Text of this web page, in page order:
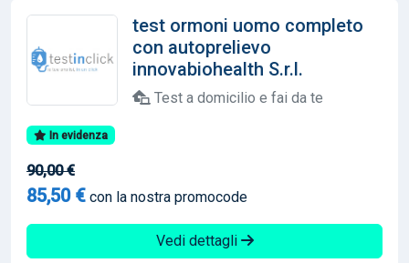
test ormoni uomo completo
con autoprelievo
innovabiohealth S.r.l.
Test a domicilio e fai da te
In evidenza
90,00 €
85,50 € con la nostra promocode
Vedi dettagli